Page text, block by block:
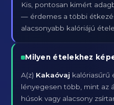
Kis, pontosan kimért
— érdemes a többi
alacsonyabb kalóriájú
Milyen ételekhez
A(z) Kakaóvaj kalóriasűrű
lényegesen több, mint az
húsok vagy alacsony